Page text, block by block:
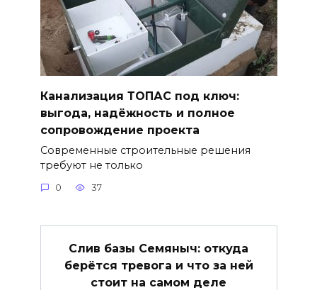
Канализация ТОПАС под ключ:
выгода, надёжность и полное
сопровождение проекта
Современные строительные решения
требуют не только
0 37
Слив базы Семяныч: откуда
берётся тревога и что за ней
стоит на самом деле